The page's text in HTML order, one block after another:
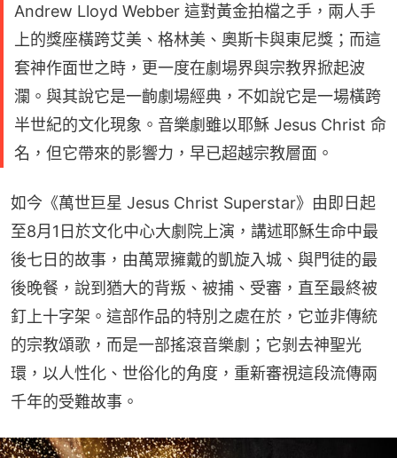
Andrew Lloyd Webber 這對黃金拍檔之手，兩人手
上的獎座橫跨艾美、格林美、奧斯卡與東尼獎；而這
套神作面世之時，更一度在劇場界與宗教界掀起波
瀾。與其說它是一齣劇場經典，不如說它是一場橫跨
半世紀的文化現象。音樂劇雖以耶穌 Jesus Christ 命
名，但它帶來的影響力，早已超越宗教層面。
如今《萬世巨星 Jesus Christ Superstar》由即日起
至8月1日於文化中心大劇院上演，講述耶穌生命中最
後七日的故事，由萬眾擁戴的凱旋入城、與門徒的最
後晚餐，說到猶大的背叛、被捕、受審，直至最終被
釘上十字架。這部作品的特別之處在於，它並非傳統
的宗教頌歌，而是一部搖滾音樂劇；它剝去神聖光
環，以人性化、世俗化的角度，重新審視這段流傳兩
千年的受難故事。